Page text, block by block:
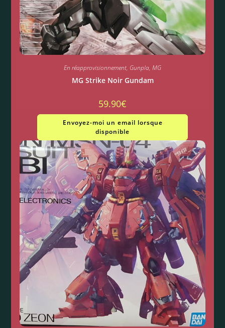
En réapprovisionnement, Gunpla, MG
MG Strike Noir Gundam
59.90€
Envoyez-moi un email lorsque
disponible